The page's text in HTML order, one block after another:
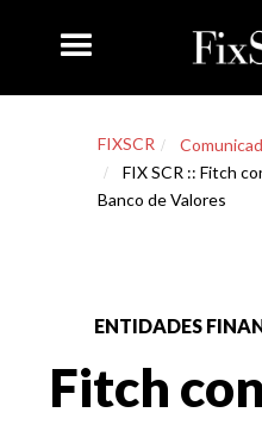
FIXSCR
FIX SCR :: Fitch
Banco de Valores
ENTIDADES
Fitch